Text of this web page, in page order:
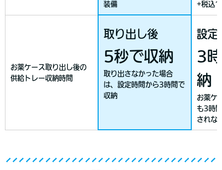
装備
+税込
お薬ケース取り出し後の
供給トレー収納時間
取り出し後
5秒で収納
取り出さなかった場合
は、設定時間から3時間で
収納
設定
3
納
お薬ケ
も3時
されな